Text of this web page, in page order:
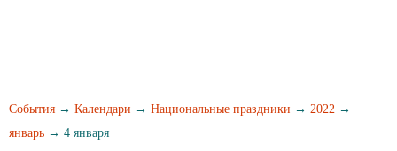
События → Календари → Национальные праздники → 2022 →
январь → 4 января